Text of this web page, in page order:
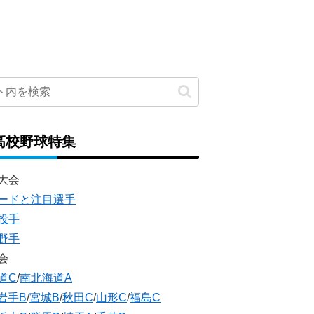
校野球特集
会
ドと注目選手
手
手
C/南北海道A
手B/宮城B/秋田C/山形C/福島C